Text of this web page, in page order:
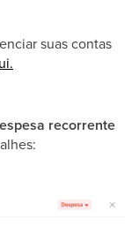
suas contas
recorrente